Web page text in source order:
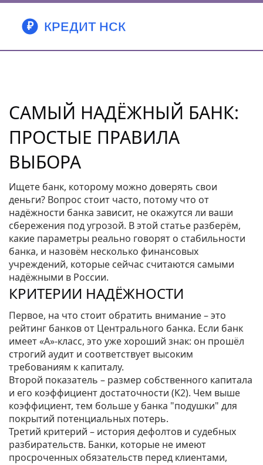
САМЫЙ НАДЁЖНЫЙ БАНК:
ПРОСТЫЕ ПРАВИЛА
ВЫБОРА
Ищете банк, которому можно доверять свои
деньги? Вопрос стоит часто, потому что от
надёжности банка зависит, не окажутся ли ваши
сбережения под угрозой. В этой статье разберём,
какие параметры реально говорят о стабильности
банка, и назовём несколько финансовых
учреждений, которые сейчас считаются самыми
надёжными в России.
КРИТЕРИИ НАДЁЖНОСТИ
Первое, на что стоит обратить внимание – это
рейтинг банков от Центрального банка. Если банк
имеет «А»‑класс, это уже хороший знак: он прошёл
строгий аудит и соответствует высоким
требованиям к капиталу.
Второй показатель – размер собственного капитала
и его коэффициент достаточности (K2). Чем выше
коэффициент, тем больше у банка "подушки" для
покрытий потенциальных потерь.
Третий критерий – история дефолтов и судебных
разбирательств. Банки, которые не имеют
просроченных обязательств перед клиентами,